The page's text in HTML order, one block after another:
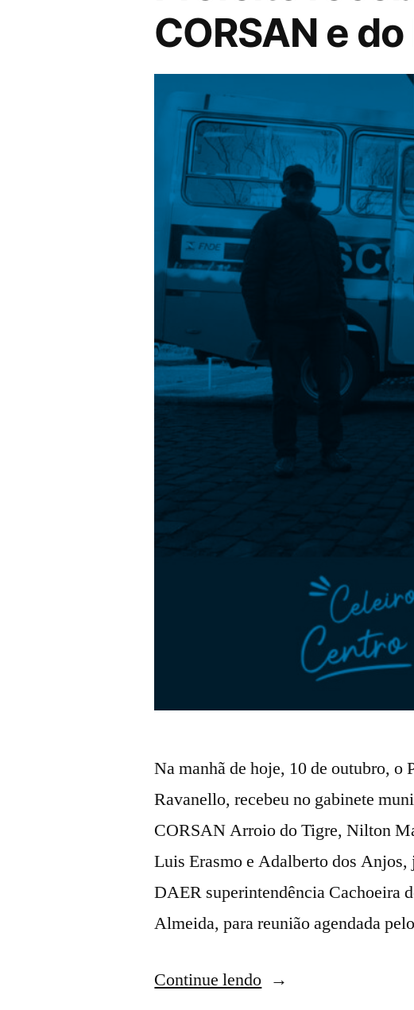
CORSAN e do
Na manhã de hoje, 10 de outubro,
Ravanello, recebeu no gabinete
CORSAN Arroio do Tigre, Nilton
Luis Erasmo e Adalberto dos
DAER superintendência Cachoeira
Almeida, para reunião agendada
Continue lendo